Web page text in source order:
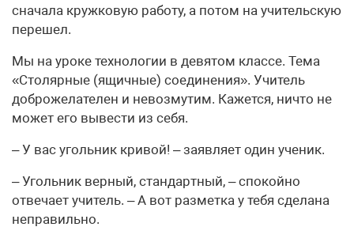
сначала кружковую работу, а потом на учительскую
перешел.
Мы на уроке технологии в девятом классе. Тема
«Столярные (ящичные) соединения». Учитель
доброжелателен и невозмутим. Кажется, ничто не
может его вывести из себя.
– У вас угольник кривой! – заявляет один ученик.
– Угольник верный, стандартный, – спокойно
отвечает учитель. – А вот разметка у тебя сделана
неправильно.